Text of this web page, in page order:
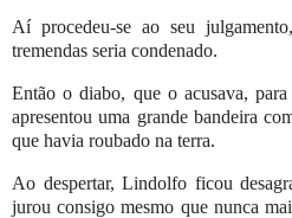
Aí procedeu-se ao seu
tremendas seria condenado.
Então o diabo, que o acusava,
apresentou uma grande bandeira
que havia roubado na terra.
Ao despertar, Lindolfo ficou
jurou consigo mesmo que nunca